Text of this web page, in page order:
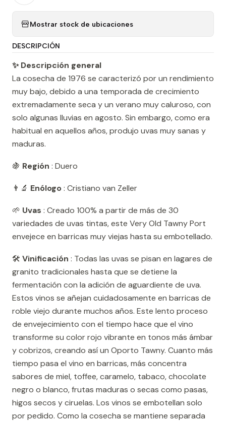
Mostrar stock de ubicaciones
DESCRIPCIÓN
✨ Descripción general
La cosecha de 1976 se caracterizó por un rendimiento
muy bajo, debido a una temporada de crecimiento
extremadamente seca y un verano muy caluroso, con
solo algunas lluvias en agosto. Sin embargo, como era
habitual en aquellos años, produjo uvas muy sanas y
maduras.
🍇 Región : Duero
👨‍🔬 Enólogo: Cristiano van Zeller
🌱 Uvas : Creado 100% a partir de más de 30
variedades de uvas tintas, este Very Old Tawny Port
envejece en barricas muy viejas hasta su embotellado.
🛠️ Vinificación : Todas las uvas se pisan en lagares de
granito tradicionales hasta que se detiene la
fermentación con la adición de aguardiente de uva.
Estos vinos se añejan cuidadosamente en barricas de
roble viejo durante muchos años. Este lento proceso
de envejecimiento con el tiempo hace que el vino
transforme su color rojo vibrante en tonos más ámbar
y cobrizos, creando así un Oporto Tawny. Cuanto más
tiempo pasa el vino en barricas, más concentra
sabores de miel, toffee, caramelo, tabaco, chocolate
negro o blanco, frutas maduras o secas como pasas,
higos secos y ciruelas. Los vinos se embotellan solo
por pedido. Como la cosecha se mantiene separada